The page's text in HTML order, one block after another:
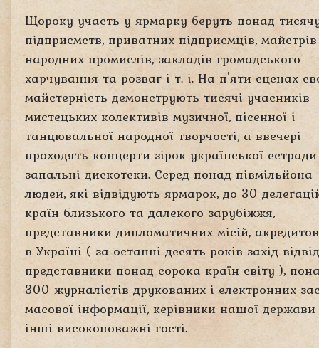
Щороку участь у ярмарку беруть понад
підприємств, приватних підприємців, майстрів
народних промислів, закладів громадського
харчування та розваг і т. і. На п'яти сценах
майстерність демонструють тисячі учасників
мистецьких колективів музичної, пісенної і
танцювальної народної творчості, а ввечері
проходять концерти зірок української
запальні дискотеки. Серед понад півмільйона
людей, які відвідують ярмарок, до 30
країн близького та далекого зарубіжжя,
представники дипломатичних місій,
в Україні ( за останні десять років захід
представники понад сорока країн світу ),
300 журналістів друкованих і електронних
масової інформації, керівники нашої
інші високоповажні гості.